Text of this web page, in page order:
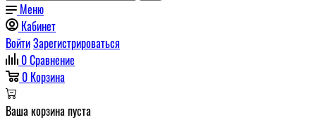
Меню
Кабинет
ВойтиЗарегистрироваться
0Сравнение
0 Корзина
Ваша корзина пуста